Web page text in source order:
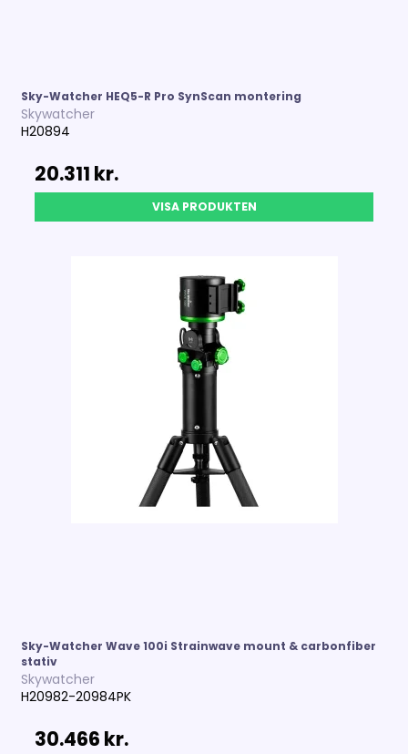
Sky-Watcher HEQ5-R Pro SynScan montering
Skywatcher
H20894
20.311 kr.
VISA PRODUKTEN
Sky-Watcher Wave 100i Strainwave mount & carbonfiber
stativ
Skywatcher
H20982-20984PK
30.466 kr.